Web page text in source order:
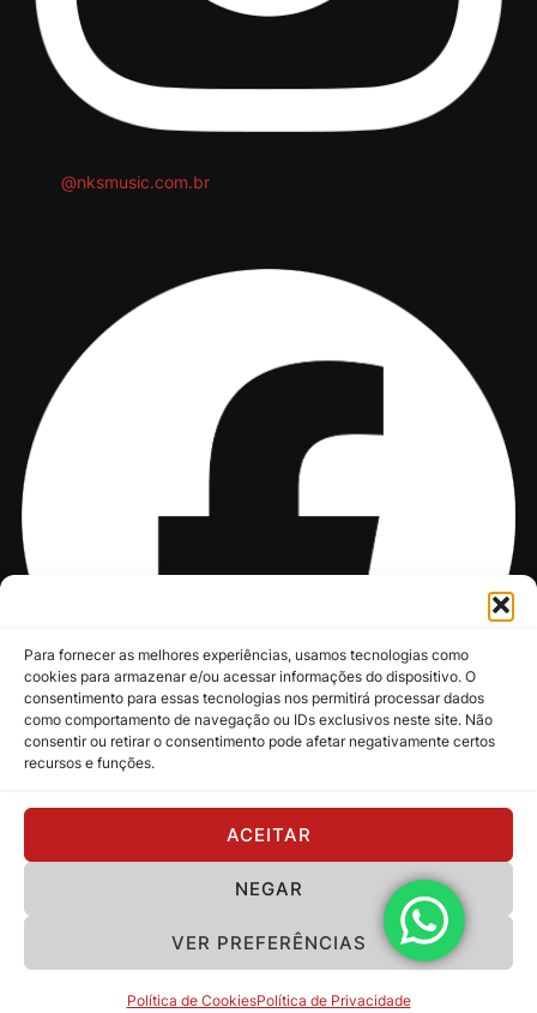
Para fornecer as melhores experiências, usamos tecnologias como
cookies para armazenar e/ou acessar informações do dispositivo. O
consentimento para essas tecnologias nos permitirá processar dados
como comportamento de navegação ou IDs exclusivos neste site. Não
consentir ou retirar o consentimento pode afetar negativamente certos
recursos e funções.
ACEITAR
NEGAR
VER PREFERÊNCIAS
Política de CookiesPolítica de Privacidade
@nksmusic.com.br
Política de Privacidade